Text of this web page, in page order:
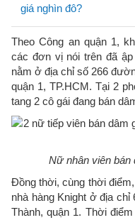
giá nghìn đô?
Theo Công an quận 1,
các đơn vị nói trên đã
nằm ở địa chỉ số 266
quận 1, TP.HCM. Tại 2
tang 2 cô gái đang bán
Nữ nhân viên bán
Đồng thời, cùng thời
nhà hàng Knight ở địa
Thành, quận 1. Thời